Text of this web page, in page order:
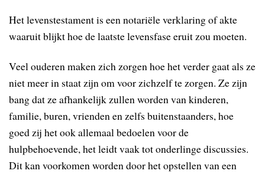
Het levenstestament is een notariële verklaring of akte
waaruit blijkt hoe de laatste levensfase eruit zou moeten.
Veel ouderen maken zich zorgen hoe het verder gaat als ze
niet meer in staat zijn om voor zichzelf te zorgen. Ze zijn
bang dat ze afhankelijk zullen worden van kinderen,
familie, buren, vrienden en zelfs buitenstaanders, hoe
goed zij het ook allemaal bedoelen voor de
hulpbehoevende, het leidt vaak tot onderlinge discussies.
Dit kan voorkomen worden door het opstellen van een